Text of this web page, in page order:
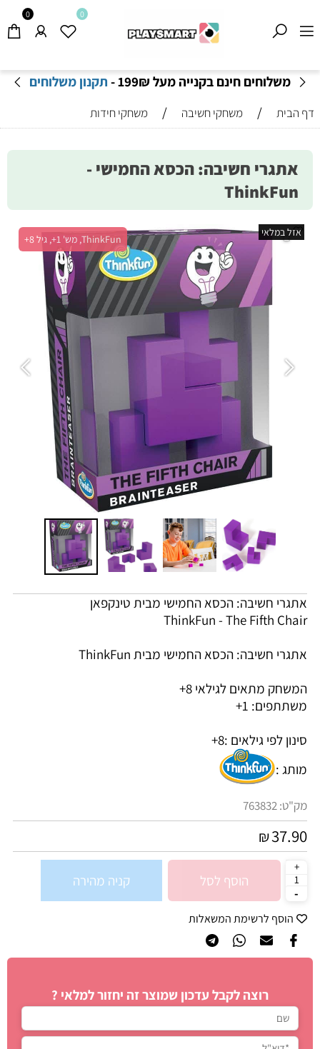
משלוחים חינם בקנייה מעל 199 ₪
- תקנון משלוחים
0 0
דף הבית / משחקי חשיבה / משחקי חידות
אתגרי חשיבה: הכסא החמישי -
ThinkFun
ThinkFun, מש' 1+, גיל 8+
אזל במלאי
אתגרי חשיבה: הכסא החמישי מבית טינקפאן
ThinkFun - The Fifth Chair
אתגרי חשיבה: הכסא החמישי מבית ThinkFun
המשחק מתאים לגילאי 8+
משתתפים: 1+
סינון לפי גילאים :8+
מותג :
מק"ט:763832
₪37.90
הוסף לסל קניה מהירה
הוסף לרשימת המשאלות
רוצה לקבל עדכון שמוצר זה יחזור למלאי ?